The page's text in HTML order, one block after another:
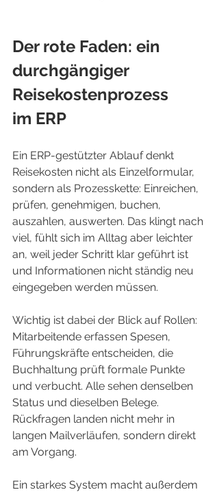
Der rote Faden: ein
durchgängiger
Reisekostenprozess
im ERP
Ein ERP-gestützter Ablauf denkt
Reisekosten nicht als Einzelformular,
sondern als Prozesskette: Einreichen,
prüfen, genehmigen, buchen,
auszahlen, auswerten. Das klingt nach
viel, fühlt sich im Alltag aber leichter
an, weil jeder Schritt klar geführt ist
und Informationen nicht ständig neu
eingegeben werden müssen.
Wichtig ist dabei der Blick auf Rollen:
Mitarbeitende erfassen Spesen,
Führungskräfte entscheiden, die
Buchhaltung prüft formale Punkte
und verbucht. Alle sehen denselben
Status und dieselben Belege.
Rückfragen landen nicht mehr in
langen Mailverläufen, sondern direkt
am Vorgang.
Ein starkes System macht außerdem